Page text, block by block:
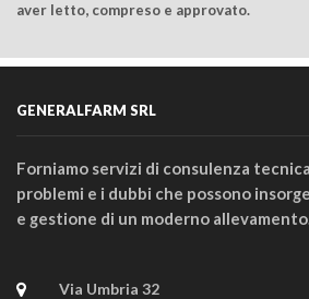
aver letto, compreso e approvato.
GENERALFARM SRL
Forniamo servizi di consulenza
problemi e i dubbi che possono
e gestione di un moderno
Via Umbria 32